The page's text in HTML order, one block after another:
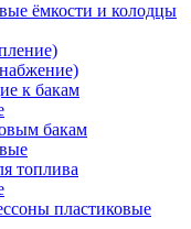
ёмкости и колодцы
к бакам
бакам
топлива
пластиковые